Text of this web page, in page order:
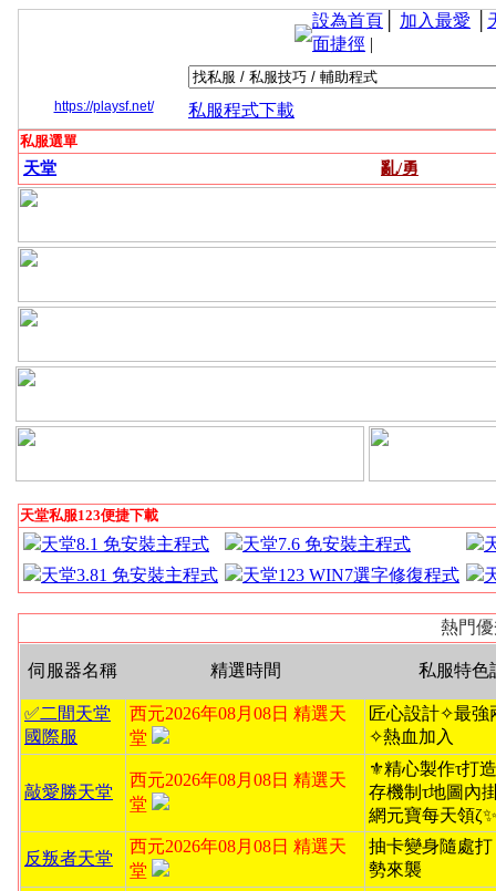
https://playsf.net/
設為首頁 加入最愛
面捷徑 |
私服程式下載
私服選單
天堂 亂/勇
天堂私服123便捷下載
天堂8.1 免安裝主程式 天堂7.6 免安裝主程式
天堂3.81 免安裝主程式
天堂123 WIN7選字修復程式
熱門
伺服器名稱 精選時間 私服特色
✅二間天堂
國際服
西元2026年08月08日 精選天
堂
匠心設計✧最強
✧熱血加入
敲愛勝天堂
西元2026年08月08日 精選天
堂
⚜️精心製作τ打
存機制τ地圖內
網元寶每天領ζ✨
反叛者天堂
西元2026年08月08日 精選天
堂
抽卡變身隨處
勢來襲